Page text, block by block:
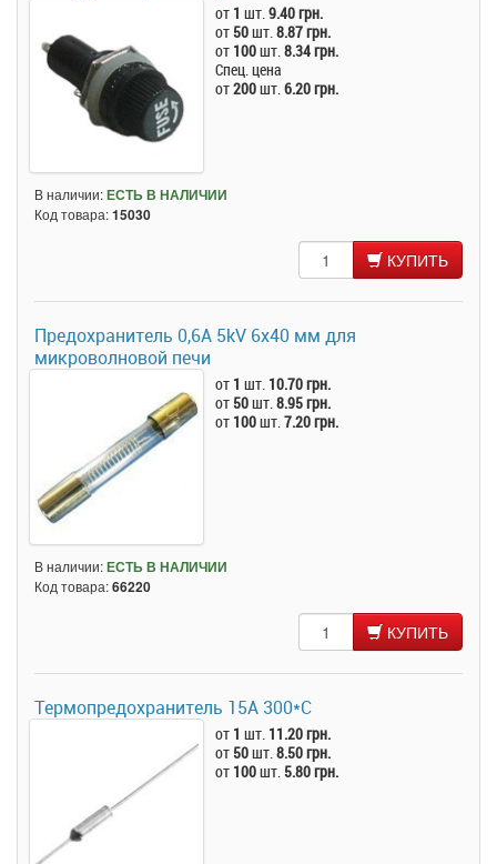
от 1 шт.9.40 грн.
от 50шт.8.87 грн.
от 100шт.8.34 грн.
Спец. цена
от200шт.6.20 грн.
В наличии:ЕСТЬ В НАЛИЧИИ
Код товара:15030
КУПИТЬ
Предохранитель 0,6А 5kV 6x40 мм для
микроволновой печи
от 1 шт. 10.70 грн.
от 50шт.8.95 грн.
от 100шт.7.20 грн.
В наличии:ЕСТЬ В НАЛИЧИИ
Код товара:66220
КУПИТЬ
Термопредохранитель 15А 300*C
от 1 шт. 11.20 грн.
от 50шт.8.50 грн.
от 100шт. 5.80 грн.